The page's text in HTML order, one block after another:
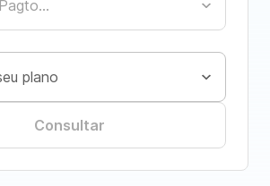
Consultar